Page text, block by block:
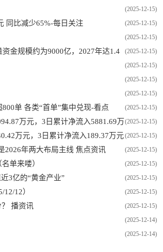
(2025-12-15)
(2025-12-15)
同比减少65%-每日关注
(2025-12-15)
(2025-12-15)
金规模约为9000亿，2027年达1.4
(2025-12-15)
(2025-12-15)
(2025-12-15)
(2025-12-15)
单 各类“首单”集中兑现-看点
(2025-12-15)
万元，3日累计净流入5881.69万
(2025-12-15)
万元，3日累计净流入189.37万元
(2025-12-15)
2026年两大布局主线 焦点资讯
(2025-12-15)
单来喽）
(2025-12-15)
3亿的“黄金产业”
(2025-12-15)
12）
(2025-12-15)
播资讯
(2025-12-14)
(2025-12-14)